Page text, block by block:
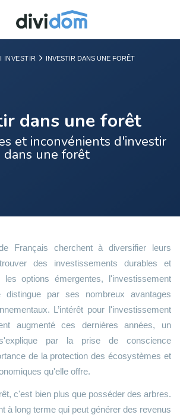
INVESTIR INVESTIR DANS UNE FORÊT
dans une forêt
et inconvénients d'investir
dans une forêt
Français cherchent à diversifier leurs
des investissements durables et
les options émergentes, l'investissement
par ses nombreux avantages
L’intérêt pour l'investissement
augmenté ces dernières années, un
par la prise de conscience
de la protection des écosystèmes et
qu'elle offre.
c'est bien plus que posséder des arbres.
à long terme qui peut générer des revenus